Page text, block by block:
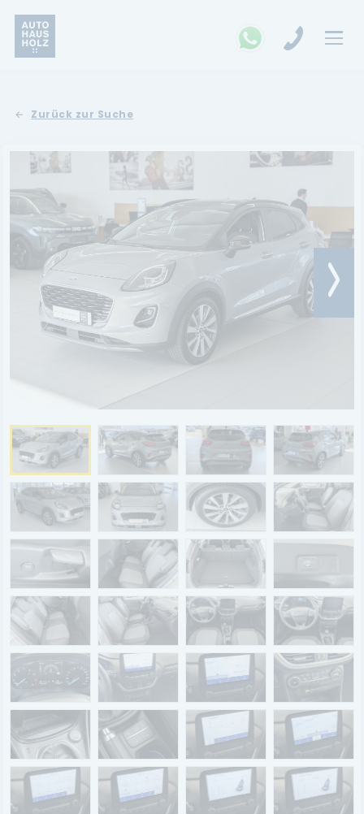
Opel
Kia
Ford
Land Rover
Renault
Dacia
SERVICE
Aktionsfahrzeuge
AutoAbo
Gewerbekunden
Probefahrt
Mietwagen
Ankauf
WERKSTATTTERMIN
Teile & Zubehör
Renault Service
Dacia Service
Zurück zur Suche